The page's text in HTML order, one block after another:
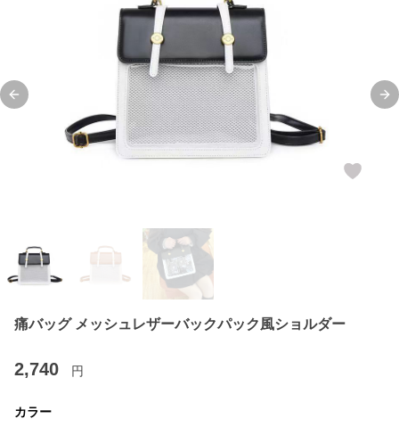
Previous slide
痛バッグ メッシュレザーバックパック風ショルダー
2,740 円
カラー